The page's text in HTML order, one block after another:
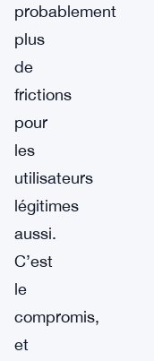
probablement
plus
de
frictions
pour
les
utilisateurs
légitimes
aussi.
C’est
le
compromis,
et